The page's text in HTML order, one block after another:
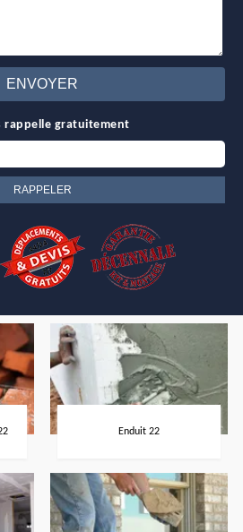
rappelle gratuitement
Enduit 22